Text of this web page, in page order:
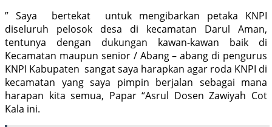
” Saya bertekat untuk mengibarkan petaka KNPI
diseluruh pelosok desa di kecamatan Darul Aman,
tentunya dengan dukungan kawan-kawan baik di
Kecamatan maupun senior / Abang – abang di pengurus
KNPI Kabupaten sangat saya harapkan agar roda KNPI di
kecamatan yang saya pimpin berjalan sebagai mana
harapan kita semua, Papar “Asrul Dosen Zawiyah Cot
Kala ini.